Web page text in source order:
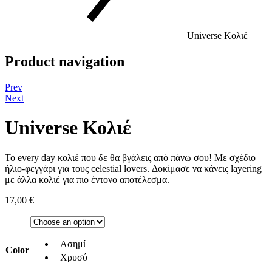
Universe Κολιέ
Product navigation
Prev
Next
Universe Κολιέ
Το every day κολιέ που δε θα βγάλεις από πάνω σου! Με σχέδιο
ήλιο-φεγγάρι για τους celestial lovers. Δοκίμασε να κάνεις layering
με άλλα κολιέ για πιο έντονο αποτέλεσμα.
17,00 €
Color
Ασημί
Χρυσό